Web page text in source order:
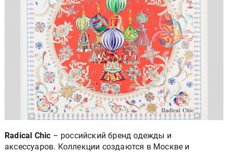
Radical Chic – российский бренд одежды и
аксессуаров. Коллекции создаются в Москве и